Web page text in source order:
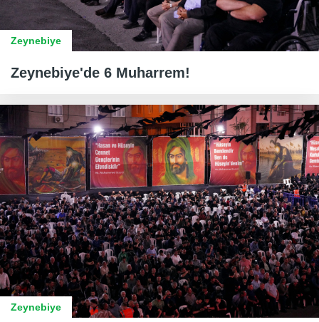
Zeynebiye
Zeynebiye'de 6 Muharrem!
Zeynebiye